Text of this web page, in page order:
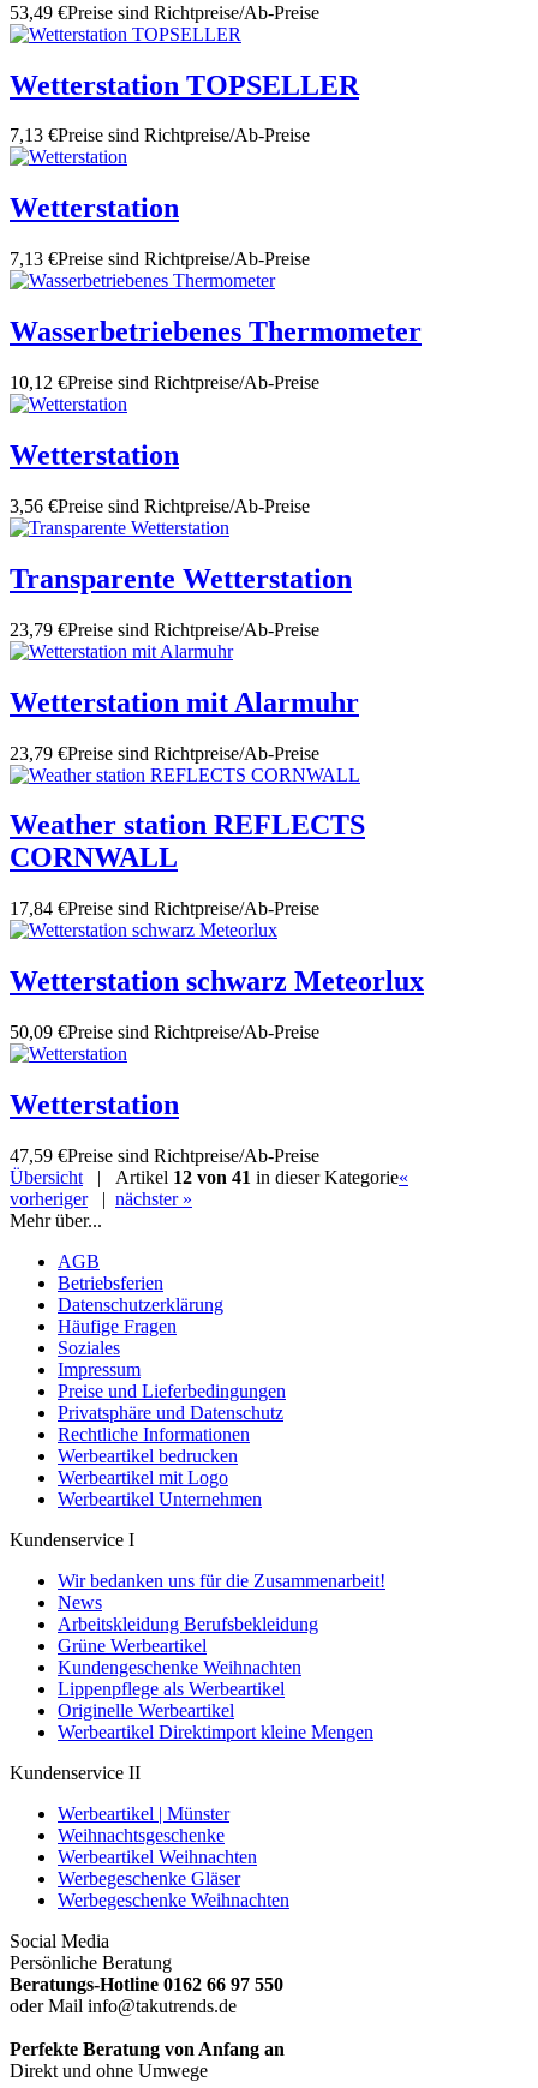
53,49 €Preise sind Richtpreise/Ab-Preise
Wetterstation TOPSELLER
7,13 €Preise sind Richtpreise/Ab-Preise
Wetterstation
7,13 €Preise sind Richtpreise/Ab-Preise
Wasserbetriebenes Thermometer
10,12 €Preise sind Richtpreise/Ab-Preise
Wetterstation
3,56 €Preise sind Richtpreise/Ab-Preise
Transparente Wetterstation
23,79 €Preise sind Richtpreise/Ab-Preise
Wetterstation mit Alarmuhr
23,79 €Preise sind Richtpreise/Ab-Preise
Weather station REFLECTS
CORNWALL
17,84 €Preise sind Richtpreise/Ab-Preise
Wetterstation schwarz Meteorlux
50,09 €Preise sind Richtpreise/Ab-Preise
Wetterstation
47,59 €Preise sind Richtpreise/Ab-Preise
Übersicht | Artikel 12 von 41 in dieser Kategorie«
vorheriger| nächster »
Mehr über...
AGB
Betriebsferien
Datenschutzerklärung
Häufige Fragen
Soziales
Impressum
Preise und Lieferbedingungen
Privatsphäre und Datenschutz
Rechtliche Informationen
Werbeartikel bedrucken
Werbeartikel mit Logo
Werbeartikel Unternehmen
Kundenservice I
Wir bedanken uns für die Zusammenarbeit!
News
Arbeitskleidung Berufsbekleidung
Grüne Werbeartikel
Kundengeschenke Weihnachten
Lippenpflege als Werbeartikel
Originelle Werbeartikel
Werbeartikel Direktimport kleine Mengen
Kundenservice II
Werbeartikel | Münster
Weihnachtsgeschenke
Werbeartikel Weihnachten
Werbegeschenke Gläser
Werbegeschenke Weihnachten
Social Media
Persönliche Beratung
Beratungs-Hotline 0162 66 97 550
oder Mail info@takutrends.de
Perfekte Beratung von Anfang an
Direkt und ohne Umwege